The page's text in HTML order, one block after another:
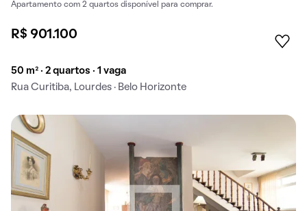
Apartamento com 2 quartos disponível para comprar.
R$ 901.100
50 m² · 2 quartos · 1 vaga
Rua Curitiba, Lourdes · Belo Horizonte